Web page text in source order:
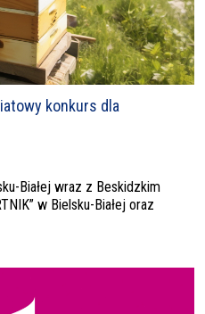
konkurs dla
Białej wraz z Beskidzkim
w Bielsku-Białej oraz